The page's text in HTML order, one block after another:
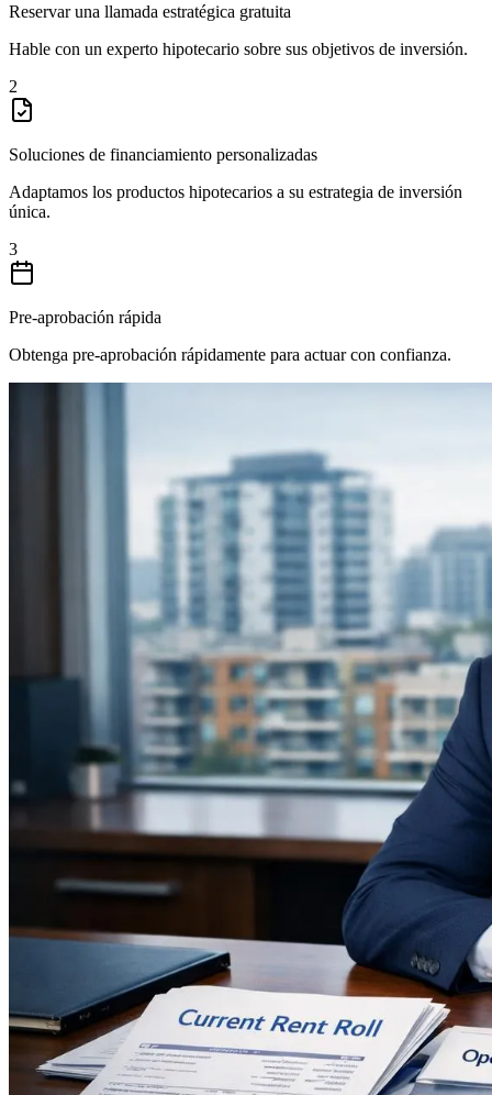
Reservar una llamada estratégica gratuita
Hable con un experto hipotecario sobre sus objetivos de inversión.
2
Soluciones de financiamiento personalizadas
Adaptamos los productos hipotecarios a su estrategia de inversión
única.
3
Pre-aprobación rápida
Obtenga pre-aprobación rápidamente para actuar con confianza.